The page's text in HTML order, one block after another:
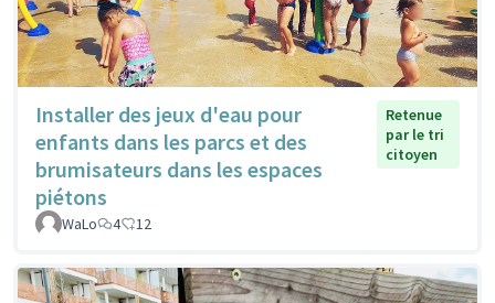
Installer des jeux d'eau pour
enfants dans les parcs et des
brumisateurs dans les espaces
piétons
Retenue
par le tri
citoyen
WaLo 4 12